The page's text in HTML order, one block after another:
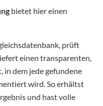
bietet hier einen
prüft
einen transparenten,
dem jede gefundene
wird. So erhältst
und hast volle